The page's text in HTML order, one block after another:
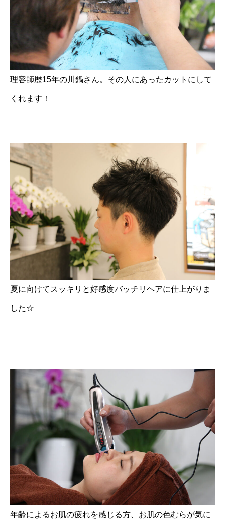
理容師歴15年の川鍋さん。その人にあったカットにして
くれます！
夏に向けてスッキリと好感度バッチリヘアに仕上がりま
した☆
年齢によるお肌の疲れを感じる方、お肌の色むらが気に